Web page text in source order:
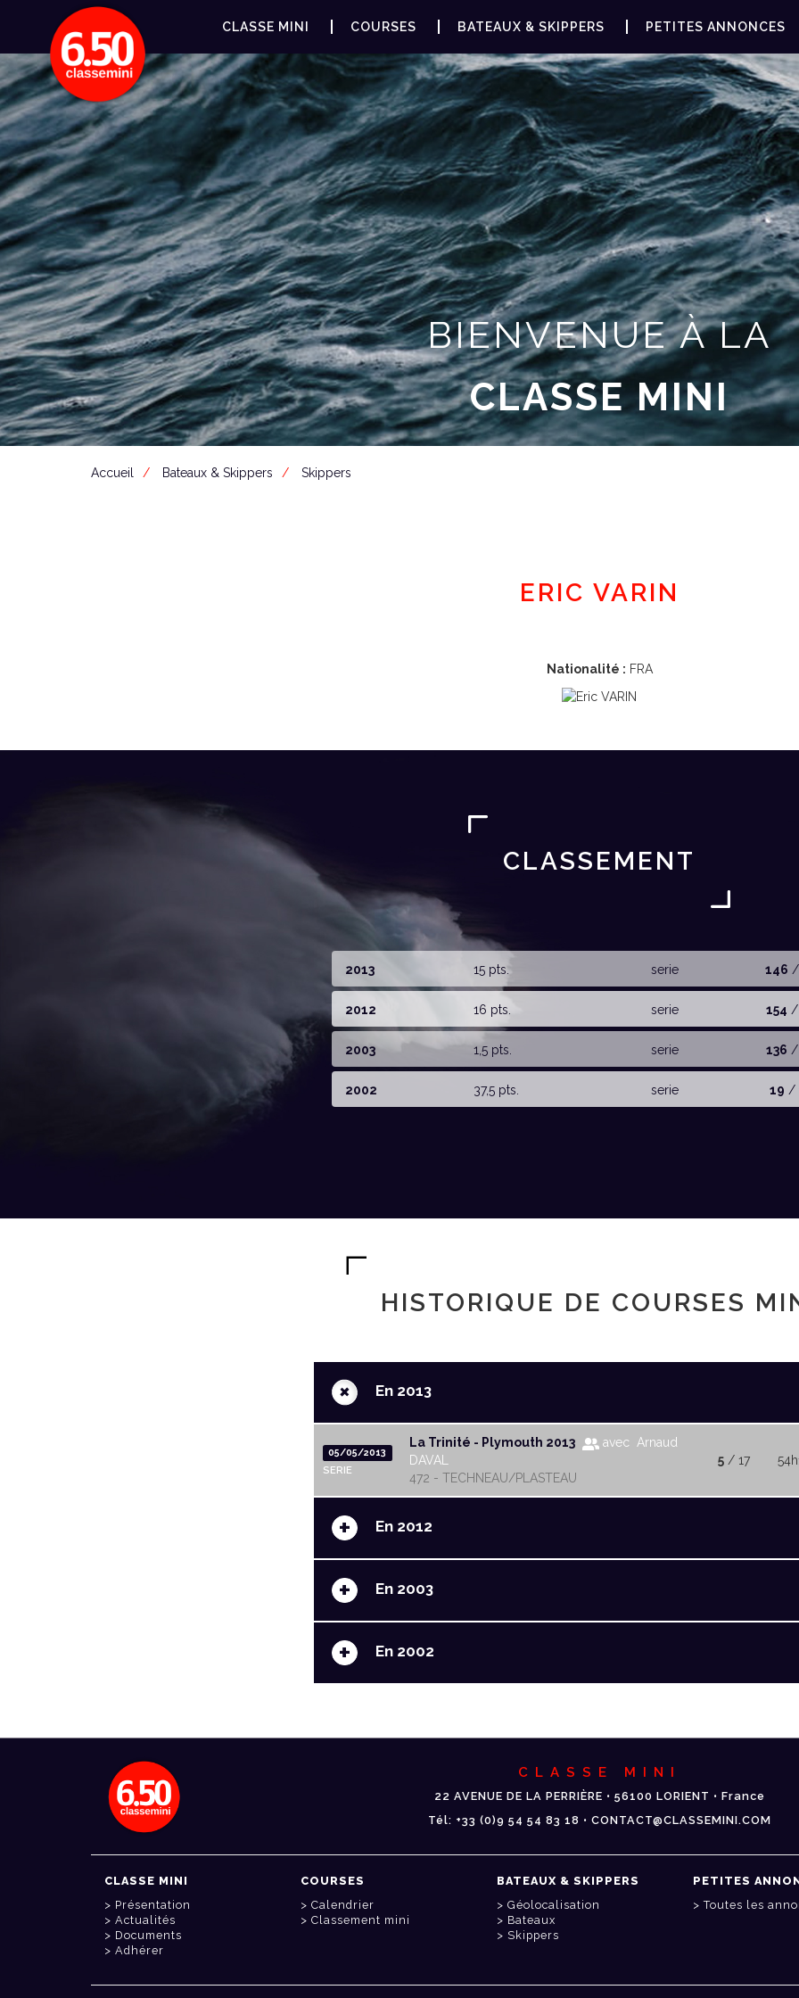
CLASSE MINI COURSES BATEAUX & SKIPPERS PETITES ANNONCES
BIENVENUE À LA
CLASSE MINI
Accueil Bateaux & Skippers Skippers
ERIC VARIN
Nationalité : FRA
CLASSEMENT
2013 15 pts. serie 146 /
2012 16 pts. serie 154 /
2003 1,5 pts. serie 136 /
2002 37,5 pts. serie 19 /
HISTORIQUE DE COURSES
+ En 2013
05/05/2013
SERIE
La Trinité - Plymouth 2013
avec Arnaud
DAVAL
472 - TECHNEAU/PLASTEAU
5 / 17
+ En 2012
+ En 2003
+ En 2002
CLASSE MINI
22 AVENUE DE LA PERRIÈRE • 56100 LORIENT • France
Tél: +33 (0)9 54 54 83 18 • CONTACT@CLASSEMINI.COM
CLASSE MINI
Présentation
Actualités
Documents
Adhérer
COURSES
Calendrier
Classement mini
BATEAUX & SKIPPERS
Géolocalisation
Bateaux
Skippers
PETITES
Toutes les